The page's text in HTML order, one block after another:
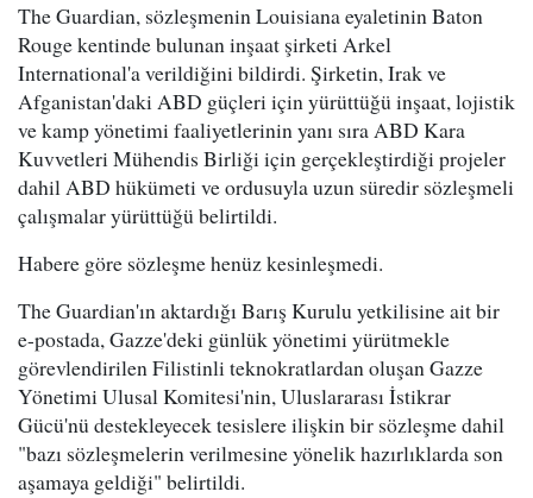
The Guardian, sözleşmenin Louisiana eyaletinin Baton
Rouge kentinde bulunan inşaat şirketi Arkel
International'a verildiğini bildirdi. Şirketin, Irak ve
Afganistan'daki ABD güçleri için yürüttüğü inşaat, lojistik
ve kamp yönetimi faaliyetlerinin yanı sıra ABD Kara
Kuvvetleri Mühendis Birliği için gerçekleştirdiği projeler
dahil ABD hükümeti ve ordusuyla uzun süredir sözleşmeli
çalışmalar yürüttüğü belirtildi.
Habere göre sözleşme henüz kesinleşmedi.
The Guardian'ın aktardığı Barış Kurulu yetkilisine ait bir
e-postada, Gazze'deki günlük yönetimi yürütmekle
görevlendirilen Filistinli teknokratlardan oluşan Gazze
Yönetimi Ulusal Komitesi'nin, Uluslararası İstikrar
Gücü'nü destekleyecek tesislere ilişkin bir sözleşme dahil
"bazı sözleşmelerin verilmesine yönelik hazırlıklarda son
aşamaya geldiği" belirtildi.